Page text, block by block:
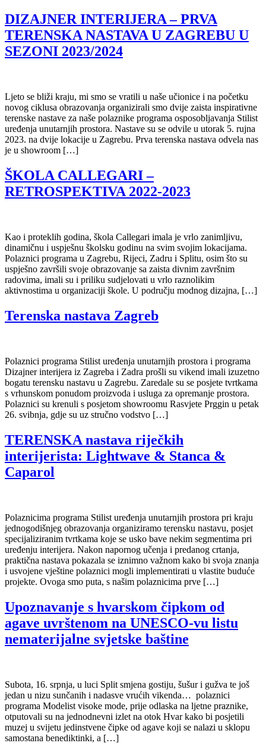
DIZAJNER INTERIJERA – PRVA
TERENSKA NASTAVA U ZAGREBU U
SEZONI 2023/2024
Ljeto se bliži kraju, mi smo se vratili u naše učionice i na početku
novog ciklusa obrazovanja organizirali smo dvije zaista inspirativne
terenske nastave za naše polaznike programa osposobljavanja Stilist
uređenja unutarnjih prostora. Nastave su se odvile u utorak 5. rujna
2023. na dvije lokacije u Zagrebu. Prva terenska nastava odvela nas
je u showroom […]
ŠKOLA CALLEGARI –
RETROSPEKTIVA 2022-2023
Kao i proteklih godina, škola Callegari imala je vrlo zanimljivu,
dinamičnu i uspješnu školsku godinu na svim svojim lokacijama.
Polaznici programa u Zagrebu, Rijeci, Zadru i Splitu, osim što su
uspješno završili svoje obrazovanje sa zaista divnim završnim
radovima, imali su i priliku sudjelovati u vrlo raznolikim
aktivnostima u organizaciji škole. U području modnog dizajna, […]
Terenska nastava Zagreb
Polaznici programa Stilist uređenja unutarnjih prostora i programa
Dizajner interijera iz Zagreba i Zadra prošli su vikend imali izuzetno
bogatu terensku nastavu u Zagrebu. Zaredale su se posjete tvrtkama
s vrhunskom ponudom proizvoda i usluga za opremanje prostora.
Polaznici su krenuli s posjetom showroomu Rasvjete Prggin u petak
26. svibnja, gdje su uz stručno vodstvo […]
TERENSKA nastava riječkih
interijerista: Lightwave & Stanca &
Caparol
Polaznicima programa Stilist uređenja unutarnjih prostora pri kraju
jednogodišnjeg obrazovanja organiziramo terensku nastavu, posjet
specijaliziranim tvrtkama koje se usko bave nekim segmentima pri
uređenju interijera. Nakon napornog učenja i predanog crtanja,
praktična nastava pokazala se iznimno važnom kako bi svoja znanja
i usvojene vještine polaznici mogli implementirati u vlastite buduće
projekte. Ovoga smo puta, s našim polaznicima prve […]
Upoznavanje s hvarskom čipkom od
agave uvrštenom na UNESCO-vu listu
nematerijalne svjetske baštine
Subota, 16. srpnja, u luci Split smjena gostiju, šušur i gužva te još
jedan u nizu sunčanih i nadasve vrućih vikenda… polaznici
programa Modelist visoke mode, prije odlaska na ljetne praznike,
otputovali su na jednodnevni izlet na otok Hvar kako bi posjetili
muzej u svijetu jedinstvene čipke od agave koji se nalazi u sklopu
samostana benediktinki, a […]